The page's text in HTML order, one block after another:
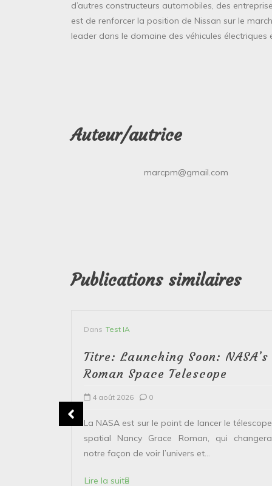
d’autres constructeurs automobiles, des
est de renforcer la position de Nissan sur le
leader dans le domaine des véhicules électriques
Auteur/autrice
marcpm@gmail.com
Publications similaires
Dans Test IA
Titre: Launching Soon: NASA’s
Roman Space Telescope
4 août 2026 0
La NASA est sur le point de lancer le télescope
spatial Nancy Grace Roman, qui changera
notre façon de voir l’univers et...
Lire la suite